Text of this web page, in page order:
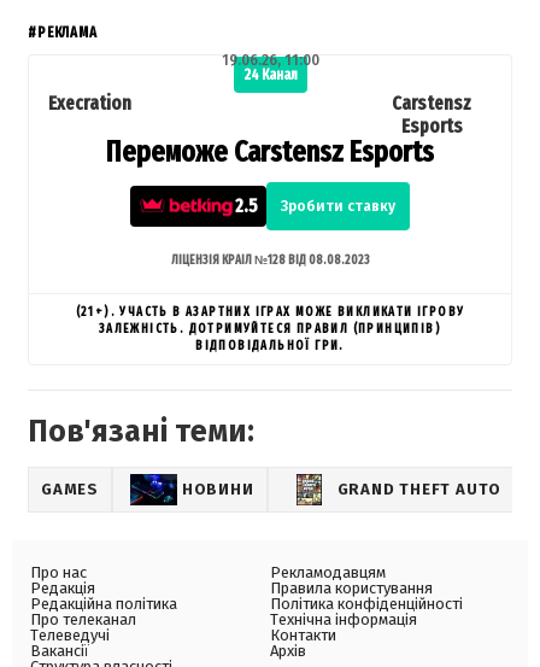
#РЕКЛАМА
24 Канал
Execration
19.06.26, 11:00
Переможе Carstensz Esports
2.5 Зробити ставку
Carstensz
Esports
ЛІЦЕНЗІЯ КРАІЛ №128 ВІД 08.08.2023
(21+). УЧАСТЬ В АЗАРТНИХ ІГРАХ МОЖЕ ВИКЛИКАТИ ІГРОВУ
ЗАЛЕЖНІСТЬ. ДОТРИМУЙТЕСЯ ПРАВИЛ (ПРИНЦИПІВ)
ВІДПОВІДАЛЬНОЇ ГРИ.
Пов'язані теми:
GAMES НОВИНИ GRAND THEFT AUTO
Про нас
Редакція
Редакційна політика
Про телеканал
Телеведучі
Вакансії
Рекламодавцям
Правила користування
Політика конфіденційності
Технічна інформація
Контакти
Архів